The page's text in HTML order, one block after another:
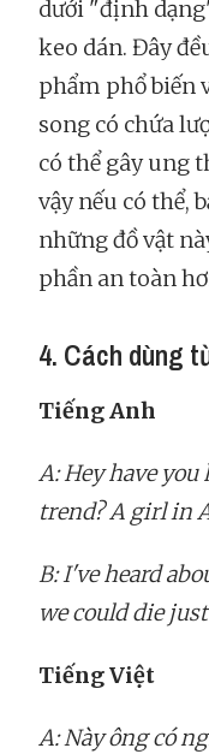
dưới "định
keo dán. Đây
phẩm phổ biến
song có chứa
có thể gây ung
vậy nếu có thể,
những đồ vật
phần an toàn
4. Cách dùng
Tiếng Anh
A: Hey have
trend? A girl in
B:I've heard
we could die
Tiếng Việt
A: Này ông có